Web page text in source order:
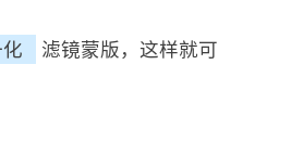
滤镜蒙版，这样就可